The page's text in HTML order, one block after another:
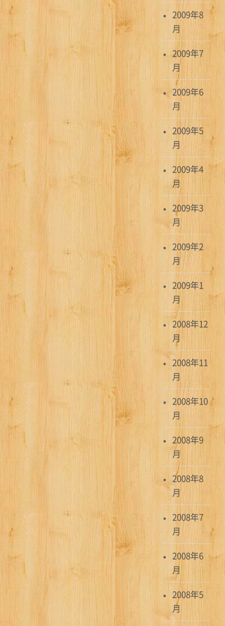
2009年8
月
2009年7
月
2009年6
月
2009年5
月
2009年4
月
2009年3
月
2009年2
月
2009年1
月
2008年12
月
2008年11
月
2008年10
月
2008年9
月
2008年8
月
2008年7
月
2008年6
月
2008年5
月